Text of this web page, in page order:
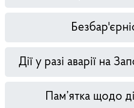
Дії у разі аварії на
Пам’ятка щодо